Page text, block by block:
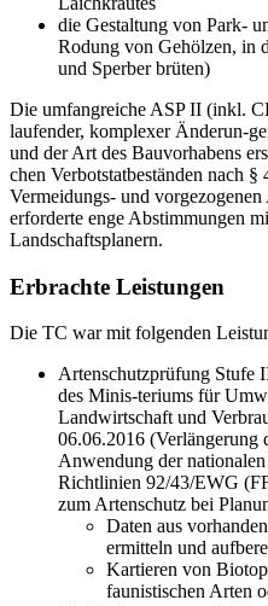
die Gestaltung von Park-
Rodung von Gehölzen, in
und Sperber brüten)
Die umfangreiche ASP II (inkl.
laufender, komplexer Änderun-
und der Art des Bauvorhabens
chen Verbotstatbeständen nach
Vermeidungs- und
erforderte enge Abstimmungen
Landschaftsplanern.
Erbrachte Leistungen
Die TC war mit folgenden
Artenschutzprüfung Stufe
des Minis-teriums für
Landwirtschaft und
06.06.2016 (Verlängerung
Anwendung der
Richtlinien 92/43/EWG
zum Artenschutz bei
Daten aus
ermitteln und
Kartieren von
faunistischen Arten